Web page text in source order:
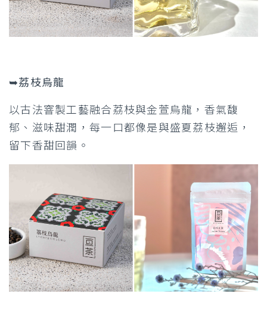
➥荔枝烏龍
以古法窨製工藝融合荔枝與金萱烏龍，香氣馥
郁、滋味甜潤，每一口都像是與盛夏荔枝邂逅，
留下香甜回韻。